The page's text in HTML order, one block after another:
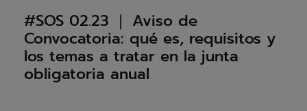
#SOS 02.23 ❘ Aviso de
Convocatoria: qué es, requisitos y
los temas a tratar en la junta
obligatoria anual